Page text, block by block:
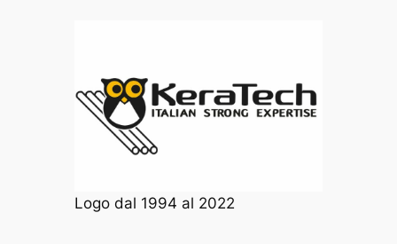
Logo dal 1994 al 2022